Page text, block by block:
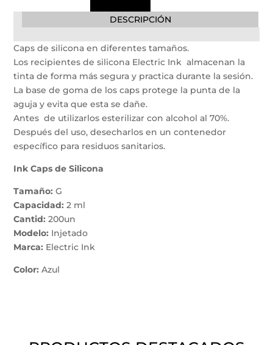
DESCRIPCIÓN
Caps de silicona en diferentes tamaños.
Los recipientes de silicona Electric Ink almacenan la
tinta de forma más segura y practica durante la sesión.
La base de goma de los caps protege la punta de la
aguja y evita que esta se dañe.
Antes de utilizarlos esterilizar con alcohol al 70%.
Después del uso, desecharlos en un contenedor
específico para residuos sanitarios.
Ink Caps de Silicona
Tamaño: G
Capacidad: 2 ml
Cantid: 200un
Modelo: Injetado
Marca: Electric Ink
Color: Azul